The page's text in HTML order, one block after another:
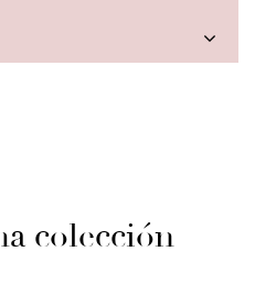
colección